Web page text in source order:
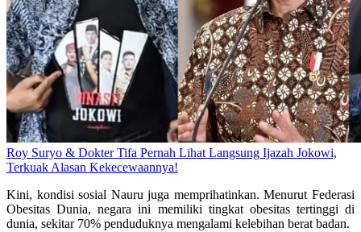
Roy Suryo & Dokter Tifa Pernah Lihat Langsung Ijazah Jokowi,
Terkuak Alasan Kekecewaannya!
Kini, kondisi sosial Nauru juga memprihatinkan. Menurut Federasi
Obesitas Dunia, negara ini memiliki tingkat obesitas tertinggi di
dunia, sekitar 70% penduduknya mengalami kelebihan berat badan.